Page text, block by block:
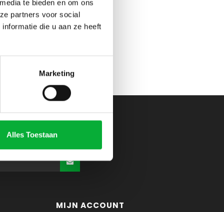
te bieden en om ons
partners voor social
die u aan ze heeft
Marketing
Alles Toestaan
MIJN ACCOUNT